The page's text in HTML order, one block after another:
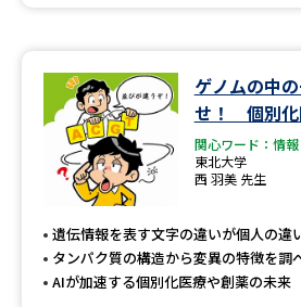
ゲノムの中
せ！ 個別化
関心ワード：情報
東北大学
西 羽美 先生
遺伝情報を表す文字の違いが個人の違
タンパク質の構造から変異の特徴を調
AIが加速する個別化医療や創薬の未来